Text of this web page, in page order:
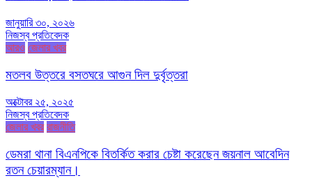
জানুয়ারি ৩০, ২০২৬
নিজস্ব প্রতিবেদক
আরও জেলার খবর
মতলব উত্তরে বসতঘরে আগুন দিল দুর্বৃত্তরা
অক্টোবর ২৫, ২০২৫
নিজস্ব প্রতিবেদক
জেলার খবর রাজনীতি
ডেমরা থানা বিএনপিকে বিতর্কিত করার চেষ্টা করেছেন জয়নাল আবেদিন
রতন চেয়ারম্যান।